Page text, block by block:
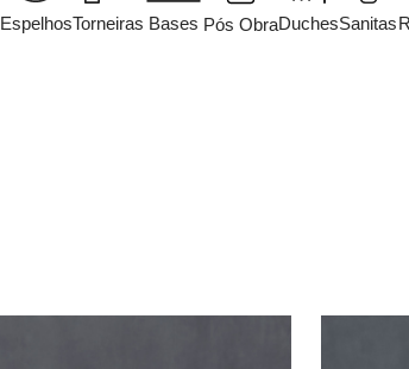
EspelhosTorneiras Bases Pós ObraDuchesSanitas